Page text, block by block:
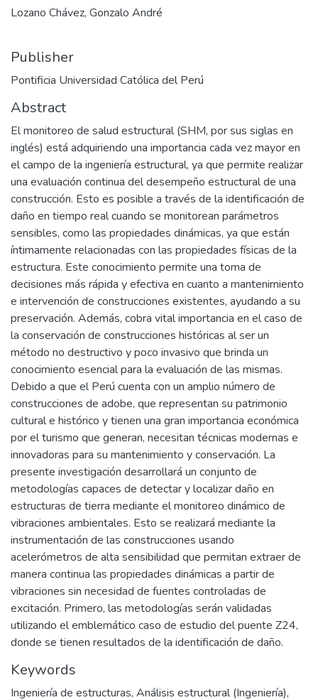
Lozano Chávez, Gonzalo André
Publisher
Pontificia Universidad Católica del Perú
Abstract
El monitoreo de salud estructural (SHM, por sus siglas en
inglés) está adquiriendo una importancia cada vez mayor en
el campo de la ingeniería estructural, ya que permite realizar
una evaluación continua del desempeño estructural de una
construcción. Esto es posible a través de la identificación de
daño en tiempo real cuando se monitorean parámetros
sensibles, como las propiedades dinámicas, ya que están
íntimamente relacionadas con las propiedades físicas de la
estructura. Este conocimiento permite una toma de
decisiones más rápida y efectiva en cuanto a mantenimiento
e intervención de construcciones existentes, ayudando a su
preservación. Además, cobra vital importancia en el caso de
la conservación de construcciones históricas al ser un
método no destructivo y poco invasivo que brinda un
conocimiento esencial para la evaluación de las mismas.
Debido a que el Perú cuenta con un amplio número de
construcciones de adobe, que representan su patrimonio
cultural e histórico y tienen una gran importancia económica
por el turismo que generan, necesitan técnicas modernas e
innovadoras para su mantenimiento y conservación. La
presente investigación desarrollará un conjunto de
metodologías capaces de detectar y localizar daño en
estructuras de tierra mediante el monitoreo dinámico de
vibraciones ambientales. Esto se realizará mediante la
instrumentación de las construcciones usando
acelerómetros de alta sensibilidad que permitan extraer de
manera continua las propiedades dinámicas a partir de
vibraciones sin necesidad de fuentes controladas de
excitación. Primero, las metodologías serán validadas
utilizando el emblemático caso de estudio del puente Z24,
donde se tienen resultados de la identificación de daño.
Keywords
Ingeniería de estructuras, Análisis estructural (Ingeniería),